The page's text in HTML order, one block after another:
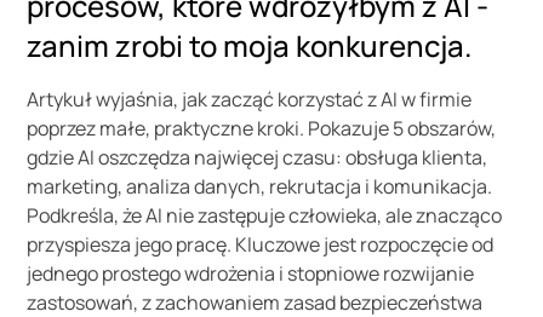
zanim zrobi to moja konkurencja.
Artykuł wyjaśnia, jak zacząć korzystać z AI w firmie
poprzez małe, praktyczne kroki. Pokazuje 5 obszarów,
gdzie AI oszczędza najwięcej czasu: obsługa klienta,
marketing, analiza danych, rekrutacja i komunikacja.
Podkreśla, że AI nie zastępuje człowieka, ale znacząco
przyspiesza jego pracę. Kluczowe jest rozpoczęcie od
jednego prostego wdrożenia i stopniowe rozwijanie
zastosowań, z zachowaniem zasad bezpieczeństwa